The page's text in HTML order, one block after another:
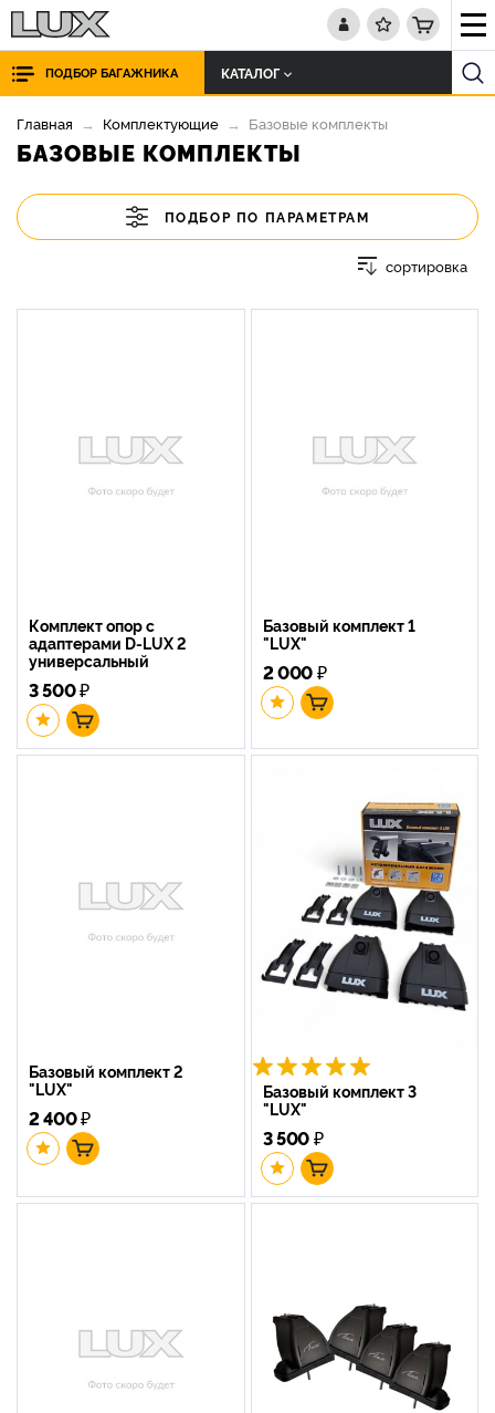
ПОДБОР БАГАЖНИКА КАТАЛОГ
Главная Комплектующие Базовые комплекты
БАЗОВЫЕ КОМПЛЕКТЫ
ПОДБОР ПО ПАРАМЕТРАМ
сортировка
Комплект опор с
адаптерами D-LUX 2
универсальный
3 500₽
Базовый комплект 1
"LUX"
2 000₽
Базовый комплект 2
"LUX"
2 400₽
Базовый комплект 3
"LUX"
3 500₽